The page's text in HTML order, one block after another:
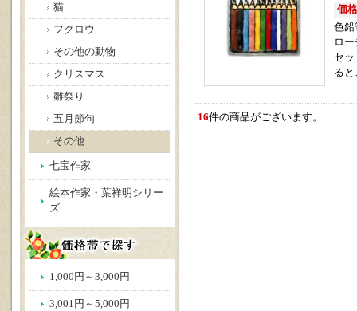
猫
フクロウ
その他の動物
クリスマス
雛祭り
五月節句
その他
七宝作家
絵本作家・葉祥明シリー
ズ
1,000円～3,000円
3,001円～5,000円
価
色鉛
ロ
セ
る
16件の商品がございます。